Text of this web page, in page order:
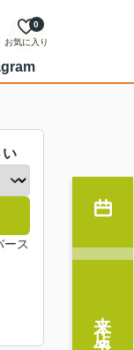
お気に入り
0
い
ス
来店予約